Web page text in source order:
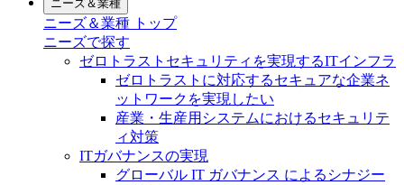
ニーズ＆業種
ニーズ＆業種 トップ
ニーズで探す
ゼロトラストセキュリティを実現するITインフラ
ゼロトラストに対応するセキュアな企業ネ
ットワークを実現したい
産業・生産用システムにおけるセキュリテ
ィ対策
ITガバナンスの実現
グローバル IT ガバナンス によるシナジー